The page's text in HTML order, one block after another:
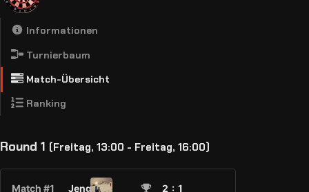
Informationen
Turnierbaum
Match-Übersicht
Ranking
Round 1 (Freitag, 13:00 - Freitag, 16:00)
Match #1 Jengo 2 : 1